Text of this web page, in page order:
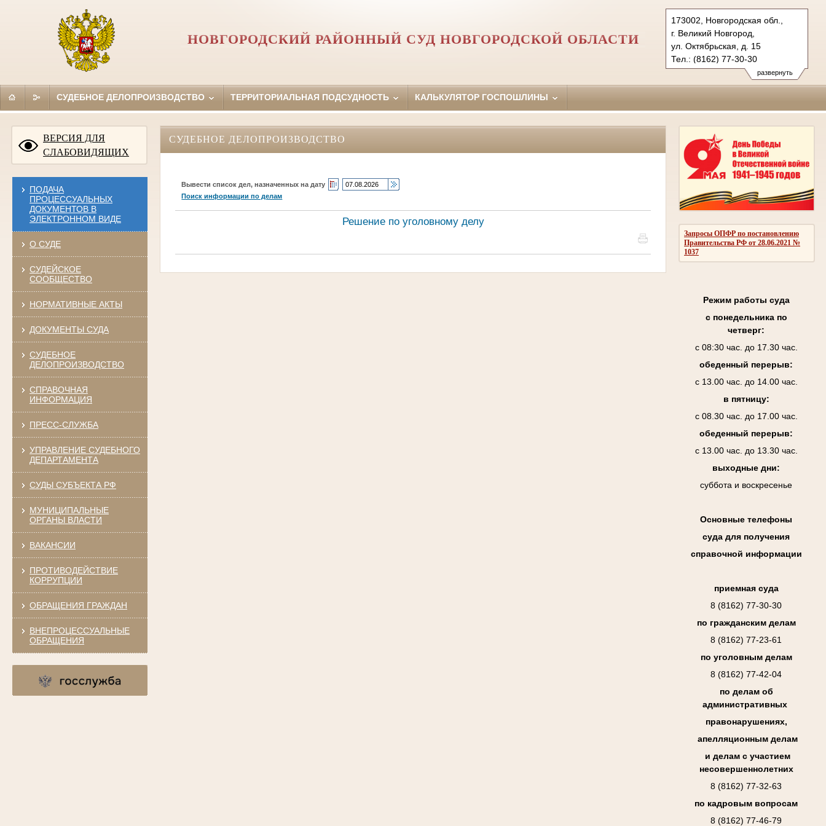
развернуть
173002, Новгородская обл.,
г. Великий Новгород,
ул. Октябрьская, д. 15
Тел.: (8162) 77-30-30
novgorodski.nvg@sudrf.ru
НОВГОРОДСКИЙ РАЙОННЫЙ СУД НОВГОРОДСКОЙ ОБЛАСТИ
СУДЕБНОЕ ДЕЛОПРОИЗВОДСТВО ТЕРРИТОРИАЛЬНАЯ ПОДСУДНОСТЬ КАЛЬКУЛЯТОР ГОСПОШЛИНЫ
ВЕРСИЯ ДЛЯ
СЛАБОВИДЯЩИХ
ПОДАЧА
ПРОЦЕССУАЛЬНЫХ
ДОКУМЕНТОВ В
ЭЛЕКТРОННОМ ВИДЕ
О СУДЕ
СУДЕЙСКОЕ
СООБЩЕСТВО
НОРМАТИВНЫЕ АКТЫ
ДОКУМЕНТЫ СУДА
СУДЕБНОЕ
ДЕЛОПРОИЗВОДСТВО
СПРАВОЧНАЯ
ИНФОРМАЦИЯ
ПРЕСС-СЛУЖБА
УПРАВЛЕНИЕ СУДЕБНОГО
ДЕПАРТАМЕНТА
СУДЫ СУБЪЕКТА РФ
МУНИЦИПАЛЬНЫЕ
ОРГАНЫ ВЛАСТИ
ВАКАНСИИ
ПРОТИВОДЕЙСТВИЕ
КОРРУПЦИИ
ОБРАЩЕНИЯ ГРАЖДАН
ВНЕПРОЦЕССУАЛЬНЫЕ
ОБРАЩЕНИЯ
Запросы ОПФР по постановлению
Правительства РФ от 28.06.2021 №
1037
Режим работы суда
с понедельника по
четверг:
с 08:30 час. до 17.30 час.
обеденный перерыв:
с 13.00 час. до 14.00 час.
в пятницу:
с 08.30 час. до 17.00 час.
обеденный перерыв:
с 13.00 час. до 13.30 час.
выходные дни:
суббота и воскресенье
Основные телефоны
суда для получения
справочной информации
приемная суда
8 (8162) 77-30-30
по гражданским делам
8 (8162) 77-23-61
по уголовным делам
8 (8162) 77-42-04
по делам об
административных
правонарушениях,
апелляционным делам
и делам с участием
несовершеннолетних
8 (8162) 77-32-63
по кадровым вопросам
8 (8162) 77-46-79
СУДЕБНОЕ ДЕЛОПРОИЗВОДСТВО
Вывести список дел, назначенных на дату
Поиск информации по делам
Решение по уголовному делу